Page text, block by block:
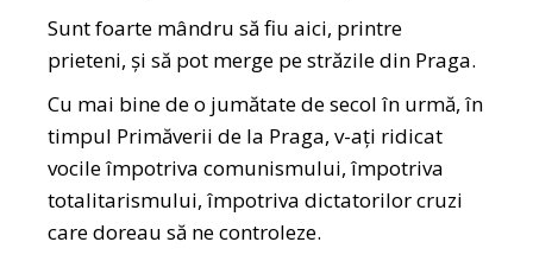
Sunt foarte mândru să fiu aici, printre
prieteni, și să pot merge pe străzile din Praga.
Cu mai bine de o jumătate de secol în urmă, în
timpul Primăverii de la Praga, v-ați ridicat
vocile împotriva comunismului, împotriva
totalitarismului, împotriva dictatorilor cruzi
care doreau să ne controleze.